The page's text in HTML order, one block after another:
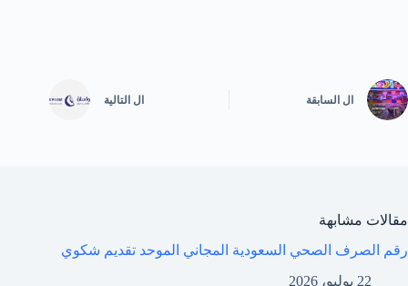
ال السابقة ال التالية
مقالات مشابهة
رقم الصرف الصحي السعودية المجاني الموحد تقديم شكوي
22 يوليو، 2026